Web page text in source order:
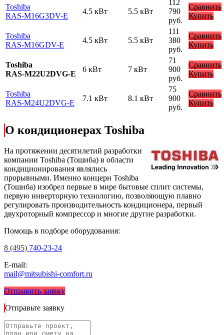
Toshiba
RAS-M16G3DV-E
4.5 кВт 5.5 кВт
112
790
руб.
Сравнить
Купить
Toshiba
RAS-M16GDV-E
4.5 кВт 5.5 кВт
111
380
руб.
Сравнить
Купить
Toshiba
RAS-M22U2DVG-E
6 кВт 7 кВт
71
900
руб.
Сравнить
Купить
Toshiba
RAS-M24U2DVG-E
7.1 кВт 8.1 кВт
75
900
руб.
Сравнить
Купить
О кондиционерах Toshiba
На протяжении десятилетий разработки
компании Toshiba (Тошиба) в области
кондиционирования являлись
прорывными. Именно концерн Toshiba
(Тошиба) изобрел первые в мире бытовые сплит системы,
первую инверторную технологию, позволяющую плавно
регулировать производительность кондиционера, первый
двухроторный компрессор и многие другие разработки.
Помощь в подборе оборудования:
8 (495) 740-23-24
E-mail:
mail@mitsubishi-comfort.ru
Отправить заявку
Отправьте заявку